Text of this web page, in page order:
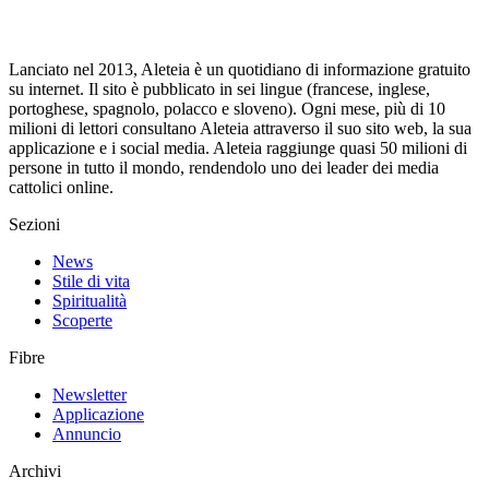
Lanciato nel 2013, Aleteia è un quotidiano di informazione gratuito
su internet. Il sito è pubblicato in sei lingue (francese, inglese,
portoghese, spagnolo, polacco e sloveno). Ogni mese, più di 10
milioni di lettori consultano Aleteia attraverso il suo sito web, la sua
applicazione e i social media. Aleteia raggiunge quasi 50 milioni di
persone in tutto il mondo, rendendolo uno dei leader dei media
cattolici online.
Sezioni
News
Stile di vita
Spiritualità
Scoperte
Fibre
Newsletter
Applicazione
Annuncio
Archivi